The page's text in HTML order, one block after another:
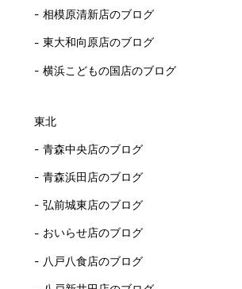
相模原清新店のブログ
東大和向原店のブログ
横浜こどもの国店のブログ
東北
青森中央店のブログ
青森浜田店のブログ
弘前城東店のブログ
おいらせ店のブログ
八戸八食店のブログ